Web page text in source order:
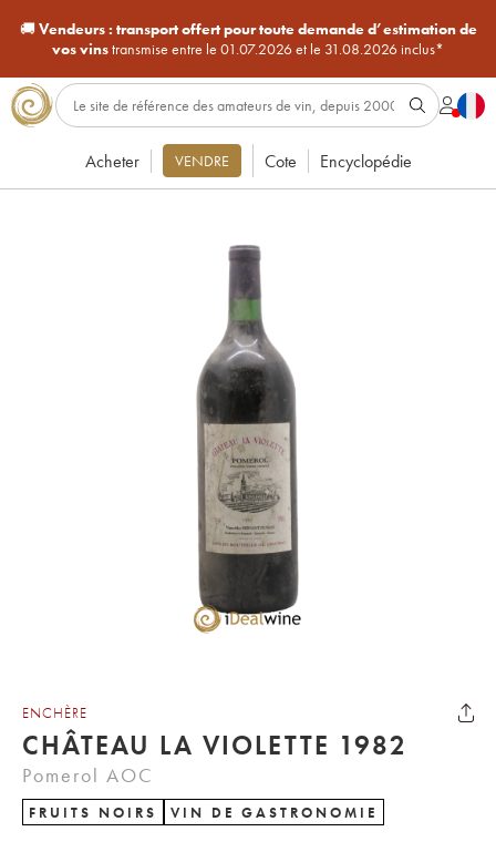
🚚Vendeurs : transport offert pour toute demande d’estimation de
vos vinstransmise entre le 01.07.2026 et le 31.08.2026 inclus*
Acheter VENDRE Cote Encyclopédie
ENCHÈRE
CHÂTEAU LA VIOLETTE 1982
Pomerol AOC
FRUITS NOIRS VIN DE GASTRONOMIE